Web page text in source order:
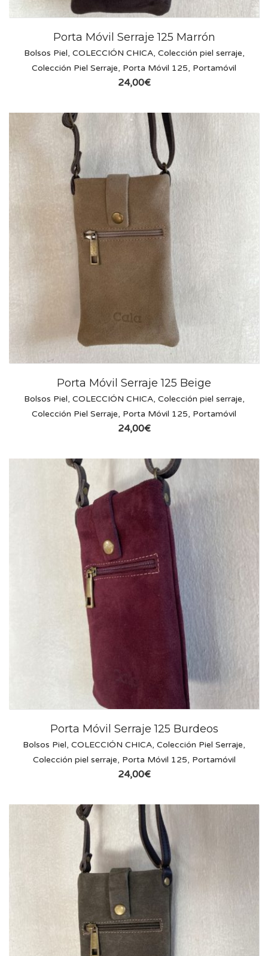
Porta Móvil Serraje 125 Marrón
Bolsos Piel, COLECCIÓN CHICA, Colección piel serraje,
Colección Piel Serraje, Porta Móvil 125, Portamóvil
24,00€
Porta Móvil Serraje 125 Beige
Bolsos Piel, COLECCIÓN CHICA, Colección piel serraje,
Colección Piel Serraje, Porta Móvil 125, Portamóvil
24,00€
Porta Móvil Serraje 125 Burdeos
Bolsos Piel, COLECCIÓN CHICA, Colección Piel Serraje,
Colección piel serraje, Porta Móvil 125, Portamóvil
24,00€